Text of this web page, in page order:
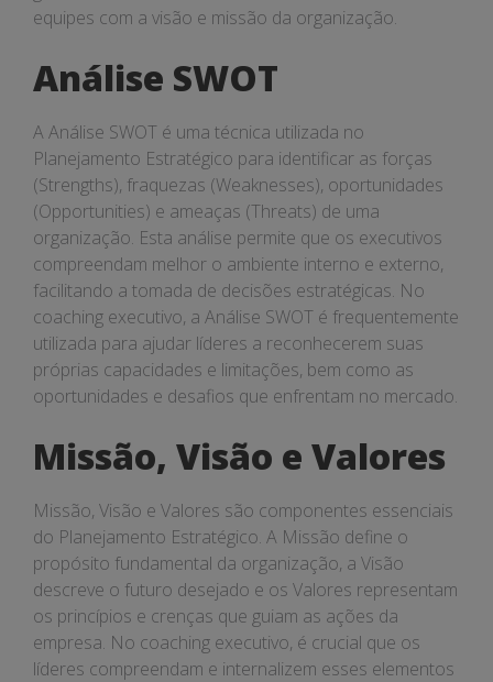
equipes com a visão e missão da organização.
Análise SWOT
A Análise SWOT é uma técnica utilizada no
Planejamento Estratégico para identificar as forças
(Strengths), fraquezas (Weaknesses), oportunidades
(Opportunities) e ameaças (Threats) de uma
organização. Esta análise permite que os executivos
compreendam melhor o ambiente interno e externo,
facilitando a tomada de decisões estratégicas. No
coaching executivo, a Análise SWOT é frequentemente
utilizada para ajudar líderes a reconhecerem suas
próprias capacidades e limitações, bem como as
oportunidades e desafios que enfrentam no mercado.
Missão, Visão e Valores
Missão, Visão e Valores são componentes essenciais
do Planejamento Estratégico. A Missão define o
propósito fundamental da organização, a Visão
descreve o futuro desejado e os Valores representam
os princípios e crenças que guiam as ações da
empresa. No coaching executivo, é crucial que os
líderes compreendam e internalizem esses elementos